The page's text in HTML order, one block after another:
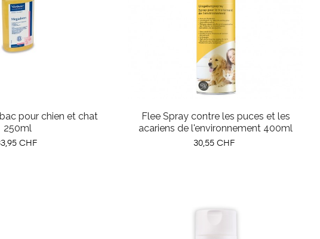
pour chien et chat
250ml
CHF
Flee Spray contre les puces et les
acariens de l'environnement 400ml
Prix
30,55 CHF